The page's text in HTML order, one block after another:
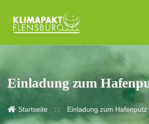
Einladung zum
Startseite Einladung zum Hafenputz